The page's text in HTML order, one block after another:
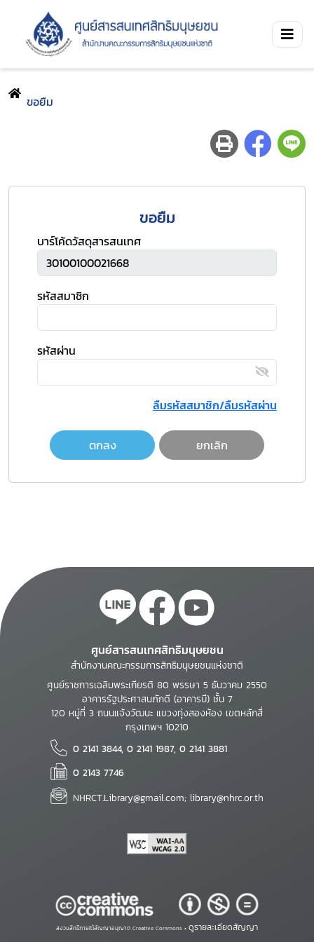
ขอยืม
ขอยืม
บาร์โค้ดวัสดุสารสนเทศ
รหัสสมาชิก
รหัสผ่าน
ลืมรหัสสมาชิก/ลืมรหัสผ่าน
ตกลง ยกเลิก
ศูนย์สารสนเทศสิทธิมนุษยชน
สำนักงานคณะกรรมการสิทธิมนุษยชนแห่งชาติ
ศูนย์ราชการเฉลิมพระเกียรติ 80 พรรษา 5 ธันวาคม 2550
อาคารรัฐประศาสนภักดี (อาคารบี) ชั้น 7
120 หมู่ที่ 3 ถนนแจ้งวัฒนะ แขวงทุ่งสองห้อง เขตหลักสี่
กรุงเทพฯ 10210
0 2141 3844, 0 2141 1987, 0 2141 3881
0 2143 7746
NHRCT.Library@gmail.com; library@nhrc.or.th
สงวนสิทธิ์ภายใต้สัญญาอนุญาต Creative Commons • ดูรายละเอียดสัญญา